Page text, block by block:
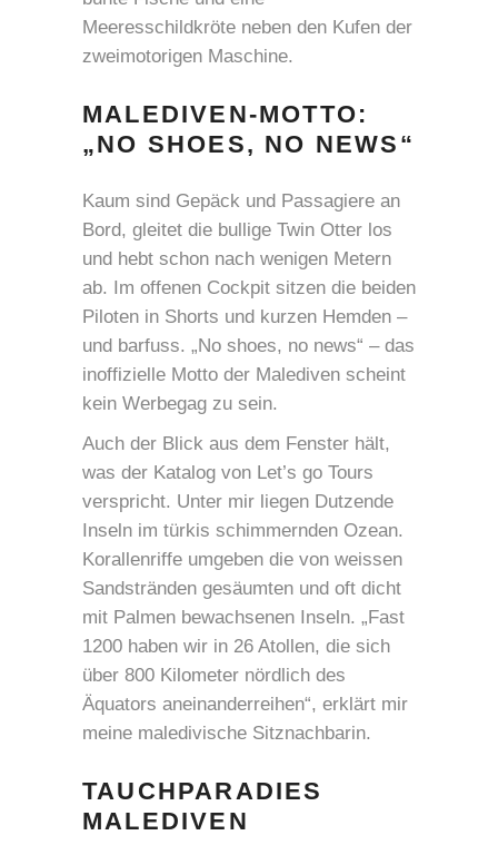
Meeresschildkröte neben den Kufen der
zweimotorigen Maschine.
MALEDIVEN-MOTTO:
„NO SHOES, NO NEWS“
Kaum sind Gepäck und Passagiere an
Bord, gleitet die bullige Twin Otter los
und hebt schon nach wenigen Metern
ab. Im offenen Cockpit sitzen die beiden
Piloten in Shorts und kurzen Hemden –
und barfuss. „No shoes, no news“ – das
inoffizielle Motto der Malediven scheint
kein Werbegag zu sein.
Auch der Blick aus dem Fenster hält,
was der Katalog von Let’s go Tours
verspricht. Unter mir liegen Dutzende
Inseln im türkis schimmernden Ozean.
Korallenriffe umgeben die von weissen
Sandstränden gesäumten und oft dicht
mit Palmen bewachsenen Inseln. „Fast
1200 haben wir in 26 Atollen, die sich
über 800 Kilometer nördlich des
Äquators aneinanderreihen“, erklärt mir
meine maledivische Sitznachbarin.
TAUCHPARADIES
MALEDIVEN